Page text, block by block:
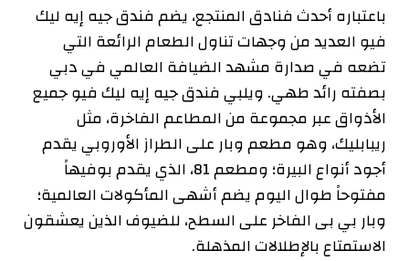
باعتباره أحدث فنادق المنتجع، يضم فندق جيه إيه ليك
فيو العديد من وجهات تناول الطعام الرائعة التي
تضعه في صدارة مشهد الضيافة العالمي في دبي
بصفته رائد طهي. ويلبي فندق جيه إيه ليك فيو جميع
الأذواق عبر مجموعة من المطاعم الفاخرة، مثل
ريبابليك، وهو مطعم وبار على الطراز الأوروبي يقدم
أجود أنواع البيرة؛ ومطعم 81، الذي يقدم بوفيهاً
مفتوحاً طوال اليوم يضم أشهى المأكولات العالمية؛
وبار بي بى الفاخر على السطح، للضيوف الذين يعشقون
الاستمتاع بالإطلالات المذهلة.